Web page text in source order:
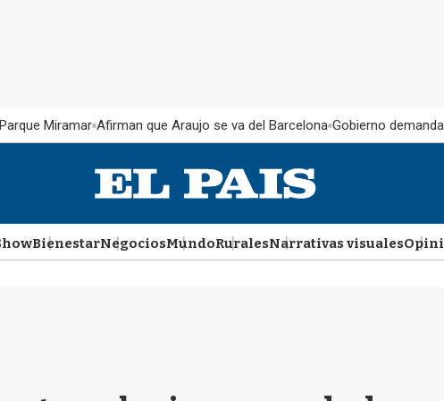
Miramar Afirman que Araujo se va del Barcelona Gobierno
BienestarNegociosMundoRuralesNarrativas visuales